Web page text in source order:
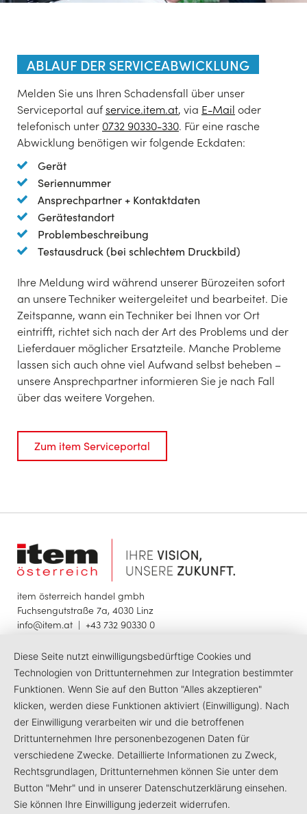
ABLAUF DER SERVICEABWICKLUNG
Melden Sie uns Ihren Schadensfall über unser
Serviceportal aufservice.item.at, via E-Mail oder
telefonisch unter 0732 90330-330. Für eine rasche
Abwicklung benötigen wir folgende Eckdaten:
Gerät
Seriennummer
Ansprechpartner + Kontaktdaten
Gerätestandort
Problembeschreibung
Testausdruck (bei schlechtem Druckbild)
Ihre Meldung wird während unserer Bürozeiten sofort
an unsere Techniker weitergeleitet und bearbeitet. Die
Zeitspanne, wann ein Techniker bei Ihnen vor Ort
eintrifft, richtet sich nach der Art des Problems und der
Lieferdauer möglicher Ersatzteile. Manche Probleme
lassen sich auch ohne viel Aufwand selbst beheben –
unsere Ansprechpartner informieren Sie je nach Fall
über das weitere Vorgehen.
Zum item Serviceportal
item österreich handel gmbh
Fuchsengutstraße 7a, 4030 Linz
info@item.at | +43 732 90330 0
© 2025 item österreich handel gmbh
Impressum
Datenschutzerklärung Barrierefreiheit
LinkedIn Facebook Instagram
Diese Seite nutzt einwilligungsbedürftige Cookies und
Technologien von Drittunternehmen zur Integration bestimmter
Funktionen. Wenn Sie auf den Button "Alles akzeptieren"
klicken, werden diese Funktionen aktiviert (Einwilligung). Nach
der Einwilligung verarbeiten wir und die betroffenen
Drittunternehmen Ihre personenbezogenen Daten für
verschiedene Zwecke. Detaillierte Informationen zu Zweck,
Rechtsgrundlagen, Drittunternehmen können Sie unter dem
Button "Mehr" und in unserer Datenschutzerklärung einsehen.
Sie können Ihre Einwilligung jederzeit widerrufen.